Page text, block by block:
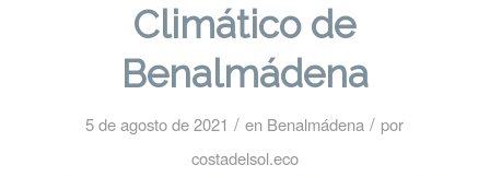
Climático de
Benalmádena
5 de agosto de 2021 / en Benalmádena / por
costadelsol.eco